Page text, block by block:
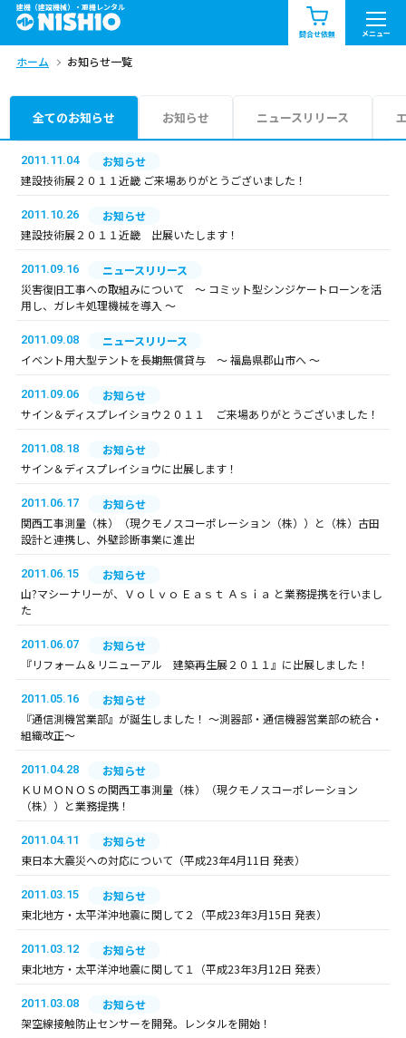
建機（建設機械）・重機レンタル
問合せ依頼 メニュー
商品一覧 お知らせ一覧
問合せ依頼リスト
エリア情報を見る
ホーム お知らせ一覧
全てのお知らせ お知らせ ニュースリリース
2011.11.04
お知らせ
建設技術展２０１１近畿 ご来場ありがとうございました！
2011.10.26
お知らせ
建設技術展２０１１近畿 出展いたします！
2011.09.16
ニュースリリース
災害復旧工事への取組みについて ～ コミット型シンジケートローンを活
用し、ガレキ処理機械を導入 ～
2011.09.08
ニュースリリース
イベント用大型テントを長期無償貸与 ～ 福島県郡山市へ ～
2011.09.06
お知らせ
サイン＆ディスプレイショウ２０１１ ご来場ありがとうございました！
2011.08.18
お知らせ
サイン＆ディスプレイショウに出展します！
2011.06.17
お知らせ
関西工事測量（株）（現クモノスコーポレーション（株））と（株）古田
設計と連携し、外壁診断事業に進出
2011.06.15
お知らせ
山?マシーナリーが、Ｖｏｌｖｏ Ｅａｓｔ Ａｓｉａ と業務提携を行いまし
た
2011.06.07
お知らせ
『リフォーム＆リニューアル 建築再生展２０１１』に出展しました！
2011.05.16
お知らせ
『通信測機営業部』が誕生しました！ ～測器部・通信機器営業部の統合・
組織改正～
2011.04.28
お知らせ
ＫＵＭＯＮＯＳの関西工事測量（株）（現クモノスコーポレーション
（株））と業務提携！
2011.04.11
お知らせ
東日本大震災への対応について（平成23年4月11日 発表）
2011.03.15
お知らせ
東北地方・太平洋沖地震に関して２（平成23年3月15日 発表）
2011.03.12
お知らせ
東北地方・太平洋沖地震に関して１（平成23年3月12日 発表）
2011.03.08
お知らせ
架空線接触防止センサーを開発。レンタルを開始！